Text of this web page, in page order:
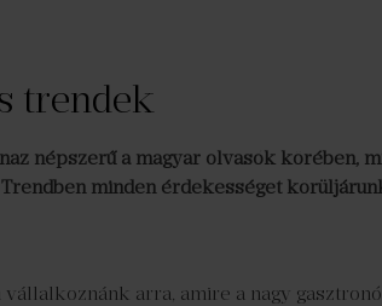
trendek
népszerű a magyar olvasók körében,
minden érdekességet
arra, amire a nagy